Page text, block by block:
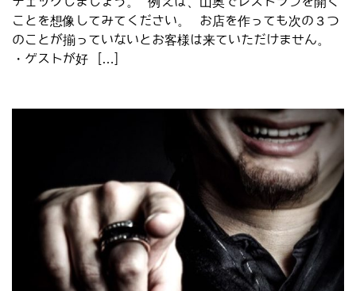
ことを想像してみてください。 お店を作っても次の３つ
のことが揃っていないとお客様は来ていただけません。
・ゲストが好 […]